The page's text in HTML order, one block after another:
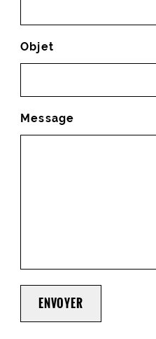
Objet
Message
ENVOYER